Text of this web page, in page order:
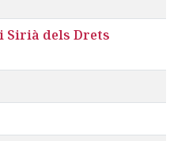
Sirià dels Drets